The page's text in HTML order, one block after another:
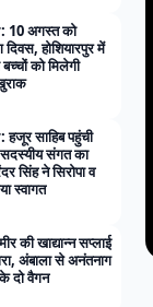
अगस्त को
दिवस, होशियारपुर में
को मिलेगी
साहिब पहुंची
संगत का
सिंह ने सिरोपा व
स्वागत
की खाद्यान्न सप्लाई
अंबाला से अनंतनाग
दो वैगन